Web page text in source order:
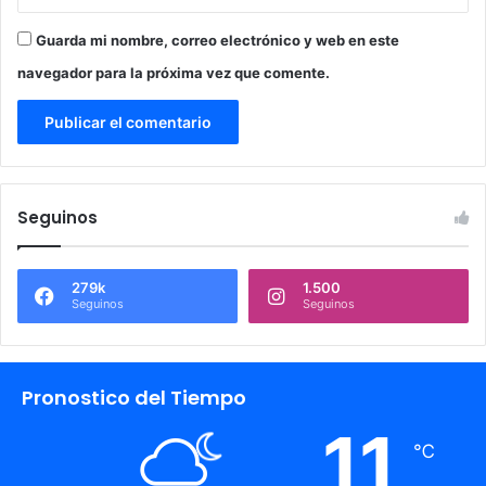
Guarda mi nombre, correo electrónico y web en este
navegador para la próxima vez que comente.
Seguinos
279k
Seguinos
1.500
Seguinos
Pronostico del Tiempo
11 ℃